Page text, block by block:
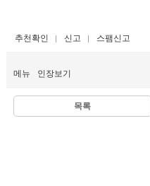
추천확인 신고 스팸신고
메뉴 인장보기
목록